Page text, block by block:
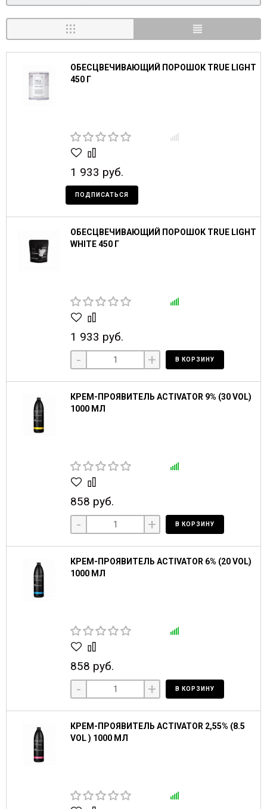
ОБЕСЦВЕЧИВАЮЩИЙ ПОРОШОК TRUE LIGHT
450 Г
1 933 руб.
ПОДПИСАТЬСЯ
ОБЕСЦВЕЧИВАЮЩИЙ ПОРОШОК TRUE LIGHT
WHITE 450 Г
1 933 руб.
- + В КОРЗИНУ
КРЕМ-ПРОЯВИТЕЛЬ ACTIVATOR 9% (30 VOL)
1000 МЛ
858 руб.
- + В КОРЗИНУ
КРЕМ-ПРОЯВИТЕЛЬ ACTIVATOR 6% (20 VOL)
1000 МЛ
858 руб.
- + В КОРЗИНУ
КРЕМ-ПРОЯВИТЕЛЬ ACTIVATOR 2,55% (8.5
VOL ) 1000 МЛ